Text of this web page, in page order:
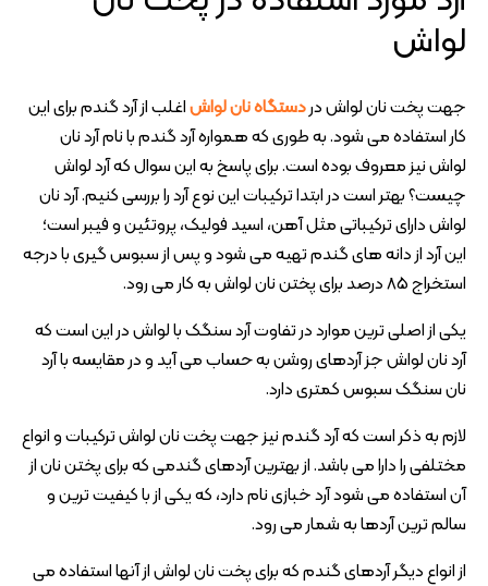
لواش
جهت پخت نان لواش دردستگاه نان لواشاغلب از آرد گندم برای این
کار استفاده می شود. به طوری که همواره آرد گندم با نام آرد نان
لواش نیز معروف بوده است. برای پاسخ به این سوال که آرد لواش
چیست؟ بهتر است در ابتدا ترکیبات این نوع آرد را بررسی کنیم. آرد نان
لواش دارای ترکیباتی مثل آهن، اسید فولیک، پروتئین و فیبر است؛
این آرد از دانه های گندم تهیه می شود و پس از سبوس گیری با درجه
استخراج 85 درصد برای پختن نان لواش به کار می رود.
یکی از اصلی ترین موارد در تفاوت آرد سنگک با لواش در این است که
آرد نان لواش جز آردهای روشن به حساب می آید و در مقایسه با آرد
نان سنگک سبوس کمتری دارد.
لازم به ذکر است که آرد گندم نیز جهت پخت نان لواش ترکیبات و انواع
مختلفی را دارا می باشد. از بهترین آردهای گندمی که برای پختن نان از
آن استفاده می شود آرد خبازی نام دارد، که یکی از با کیفیت ترین و
سالم ترین آردها به شمار می رود.
از انواع دیگر آردهای گندم که برای پخت نان لواش از آنها استفاده می